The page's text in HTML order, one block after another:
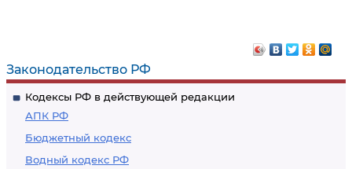
Законодательство РФ
Кодексы РФ в действующей редакции
АПК РФ
Бюджетный кодекс
Водный кодекс РФ
предназначенных
для вывоза, от
таможенных
пошлин, налогов